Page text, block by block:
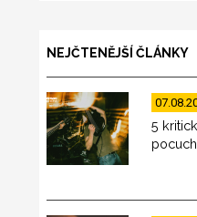
NEJČTENĚJŠÍ ČLÁNKY
5